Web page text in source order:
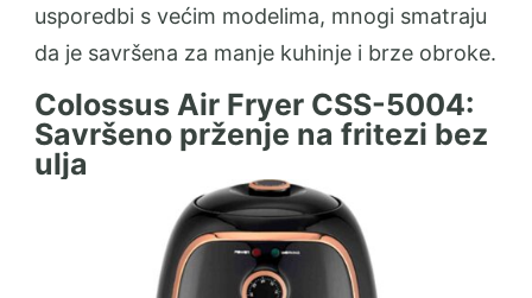
usporedbi s većim modelima, mnogi smatraju
da je savršena za manje kuhinje i brze obroke.
Colossus Air Fryer CSS-5004:
Savršeno prženje na fritezi bez
ulja